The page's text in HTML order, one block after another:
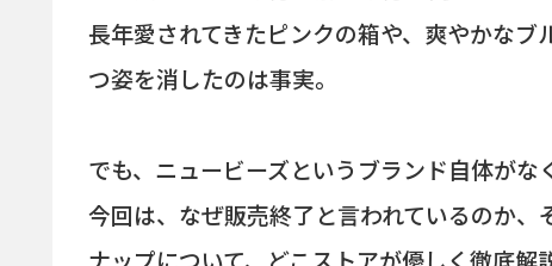
長年愛されてきたピンクの箱や、爽やかな
つ姿を消したのは事実。
でも、ニュービーズというブランド自体がな
今回は、なぜ販売終了と言われているのか
ナップについて、どこストアが優しく徹底解